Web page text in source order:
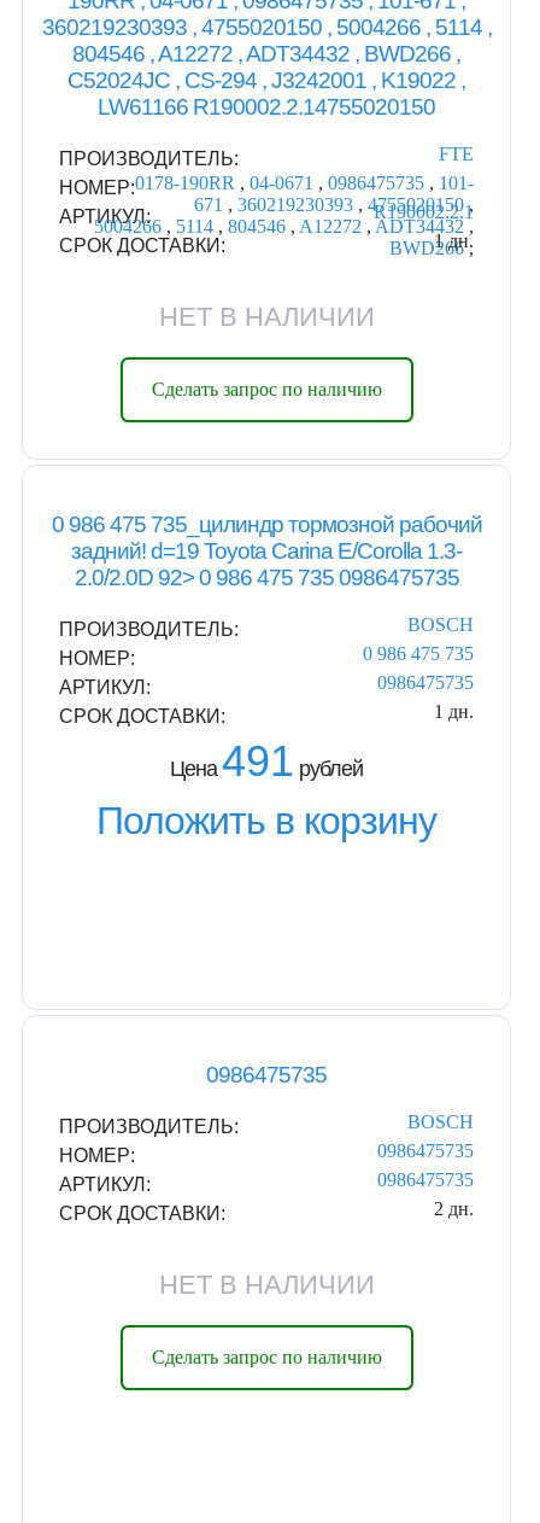
360219230393 , 4755020150 , 5004266 , 5114 ,
804546 , A12272 , ADT34432 , BWD266 ,
C52024JC , CS-294 , J3242001 , K19022 ,
LW61166 R190002.2.14755020150
ПРОИЗВОДИТЕЛЬ:
FTE
НОМЕР:0178-190RR ,04-0671 ,0986475735 , 101-
671 ,360219230393 ,4755020150,
5004266 , 5114 ,804546 , A12272 , ADT34432 ,
BWD266,
АРТИКУЛ:
R190002.2.1
СРОК ДОСТАВКИ:
1 дн.
НЕТ В НАЛИЧИИ
Сделать запрос по наличию
0 986 475 735_цилиндр тормозной рабочий
задний! d=19 Toyota Carina E/Corolla 1.3-
2.0/2.0D 92> 0 986 475 735 0986475735
ПРОИЗВОДИТЕЛЬ:
BOSCH
НОМЕР:
0 986 475 735
АРТИКУЛ:
0986475735
СРОК ДОСТАВКИ:
1 дн.
Цена491 рублей
Положить в корзину
0986475735
ПРОИЗВОДИТЕЛЬ:
BOSCH
НОМЕР:
0986475735
АРТИКУЛ:
0986475735
СРОК ДОСТАВКИ:
2 дн.
НЕТ В НАЛИЧИИ
Сделать запрос по наличию